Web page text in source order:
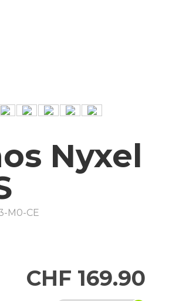
Nyxel
M0-CE
CHF 169.90